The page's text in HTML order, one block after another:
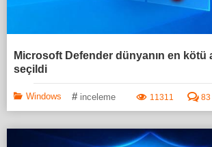
Microsoft Defender dünyanın en kötü
seçildi
Windows # inceleme 11311 83